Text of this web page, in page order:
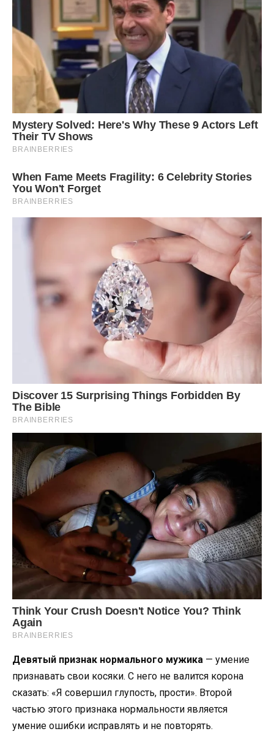
Девятый признак нормального мужика — умение
признавать свои косяки. С него не валится корона
сказать: «Я совершил глупость, прости». Второй
частью этого признака нормальности является
умение ошибки исправлять и не повторять.